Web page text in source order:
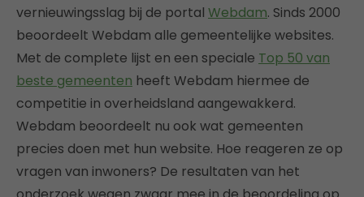
vernieuwingsslag bij de portal Webdam. Sinds 2000
beoordeelt Webdam alle gemeentelijke websites.
Met de complete lijst en een speciale Top 50 van
beste gemeenten heeft Webdam hiermee de
competitie in overheidsland aangewakkerd.
Webdam beoordeelt nu ook wat gemeenten
precies doen met hun website. Hoe reageren ze op
vragen van inwoners? De resultaten van het